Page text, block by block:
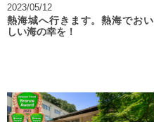
2023/05/12
熱海城へ行きます。熱海でおい
しい海の幸を！